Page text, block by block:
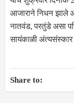
आजाराने निधन झाले
नातवंड, परतुंडे असा
सायंकाळी
Share to: